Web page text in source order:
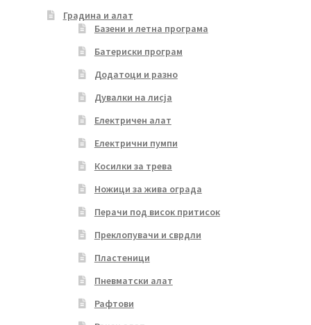
Градина и алат
Базени и летна програма
Батериски програм
Додатоци и разно
Дувалки на лисја
Електричен алат
Електрични пумпи
Косилки за трева
Ножици за жива ограда
Перачи под висок притисок
Преклопувачи и сврдли
Пластеници
Пневматски алат
Рафтови